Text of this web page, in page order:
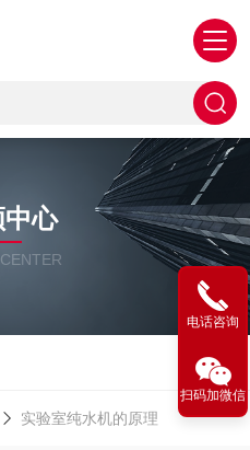
心
实验室纯水机的原理
电话咨询
扫码加微信